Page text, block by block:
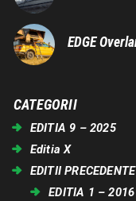
EDGE
CATEGORII
EDITIA 9 – 2025
Editia X
EDITII PRECEDENTE
EDITIA 1 – 2016